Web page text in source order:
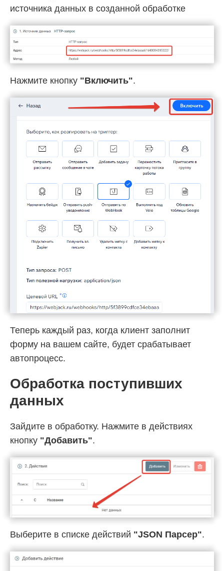
источника данных в созданной обработке
Нажмите кнопку "Включить".
Теперь каждый раз, когда клиент заполнит
форму на вашем сайте, будет срабатывает
автопроцесс.
Обработка поступивших
данных
Зайдите в обработку. Нажмите в действиях
кнопку "Добавить".
Выберите в списке действий "JSON Парсер".